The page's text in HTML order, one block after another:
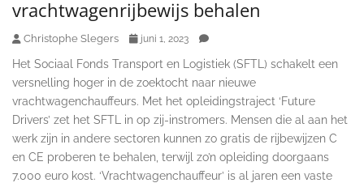
vrachtwagenrijbewijs behalen
Christophe Slegers juni 1, 2023
Het Sociaal Fonds Transport en Logistiek (SFTL) schakelt een
versnelling hoger in de zoektocht naar nieuwe
vrachtwagenchauffeurs. Met het opleidingstraject ‘Future
Drivers’ zet het SFTL in op zij-instromers. Mensen die al aan het
werk zijn in andere sectoren kunnen zo gratis de rijbewijzen C
en CE proberen te behalen, terwijl zo’n opleiding doorgaans
7.000 euro kost. ‘Vrachtwagenchauffeur’ is al jaren een vaste